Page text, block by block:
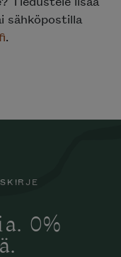
sähköpostilla
.
0%